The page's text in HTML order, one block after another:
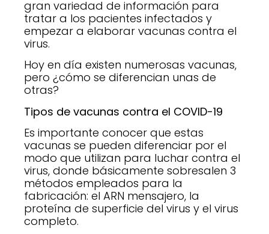
gran variedad de información para
tratar a los pacientes infectados y
empezar a elaborar vacunas contra el
virus.
Hoy en día existen numerosas vacunas,
pero ¿cómo se diferencian unas de
otras?
Tipos de vacunas contra el COVID-19
Es importante conocer que estas
vacunas se pueden diferenciar por el
modo que utilizan para luchar contra el
virus, donde básicamente sobresalen 3
métodos empleados para la
fabricación: el ARN mensajero, la
proteína de superficie del virus y el virus
completo.